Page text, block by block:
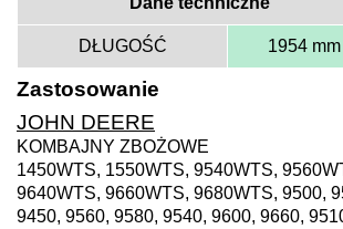
DŁUGOŚĆ 1954 mm
Zastosowanie
JOHN DEERE
KOMBAJNY ZBOŻOWE
1450WTS, 1550WTS, 9540WTS,
9640WTS, 9660WTS, 9680WTS, 9500,
9450, 9560, 9580, 9540, 9600, 9660,